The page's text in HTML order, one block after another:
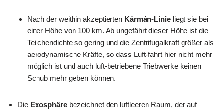
Nach der weithin akzeptierten Kármán-Linie liegt sie bei
einer Höhe von 100 km. Ab ungefährt dieser Höhe ist die
Teilchendichte so gering und die Zentrifugalkraft größer als
aerodynamische Kräfte, so dass Luft-fahrt hier nicht mehr
möglich ist und auch luft-betriebene Triebwerke keinen
Schub mehr geben können.
Die Exosphäre bezeichnet den luftleeren Raum, der auf